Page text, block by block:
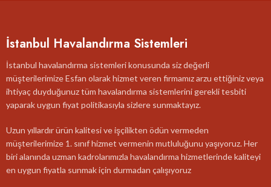
İstanbul Havalandırma Sistemleri
İstanbul havalandırma sistemleri konusunda siz değerli
müşterilerimize Esfan olarak hizmet veren firmamız arzu ettiğiniz veya
ihtiyaç duyduğunuz tüm havalandırma sistemlerini gerekli tesbiti
yaparak uygun fiyat politikasıyla sizlere sunmaktayız.
Uzun yıllardır ürün kalitesi ve işçilikten ödün vermeden
müşterilerimize 1. sınıf hizmet vermenin mutluluğunu yaşıyoruz. Her
biri alanında uzman kadrolarımızla havalandırma hizmetlerinde kaliteyi
en uygun fiyatla sunmak için durmadan çalışıyoruz